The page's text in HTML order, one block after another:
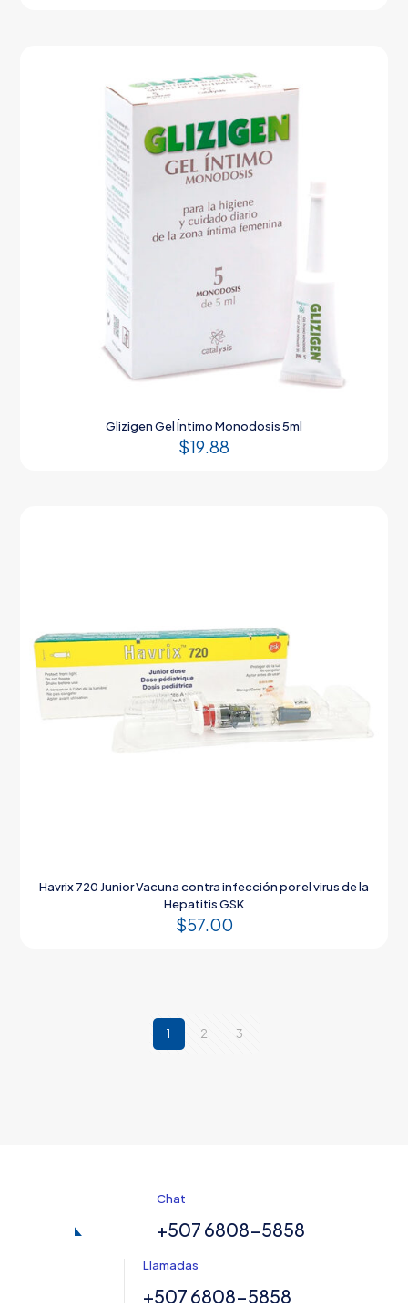
Glizigen Gel Íntimo Monodosis 5ml
$19.88
Havrix 720 Junior Vacuna contra infección por el virus de la
Hepatitis GSK
$57.00
1 2 3
Chat
+507 6808-5858
Llamadas
+507 6808-5858